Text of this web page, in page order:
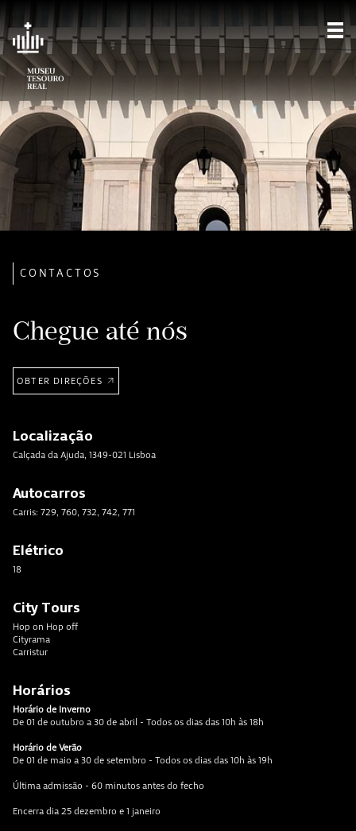
CONTACTOS
Chegue até nós
OBTER DIREÇÕES
Localização
Calçada da Ajuda, 1349-021 Lisboa
Autocarros
Carris: 729, 760, 732, 742, 771
Elétrico
18
City Tours
Hop on Hop off
Cityrama
Carristur
Horários
Horário de Inverno
De 01 de outubro a 30 de abril - Todos os dias das 10h às 18h
Horário de Verão
De 01 de maio a 30 de setembro - Todos os dias das 10h às 19h
Última admissão - 60 minutos antes do fecho
Encerra dia 25 dezembro e 1 janeiro